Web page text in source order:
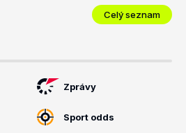
Celý seznam
Zprávy
Sport odds